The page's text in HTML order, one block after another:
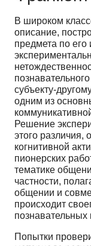
В широком
описание,
предмета по
субъекту-
одним из
Решение
этого различия,
когнитивной
пионерских
тематике
частности,
общении и
происходит
познавательных
Попытки